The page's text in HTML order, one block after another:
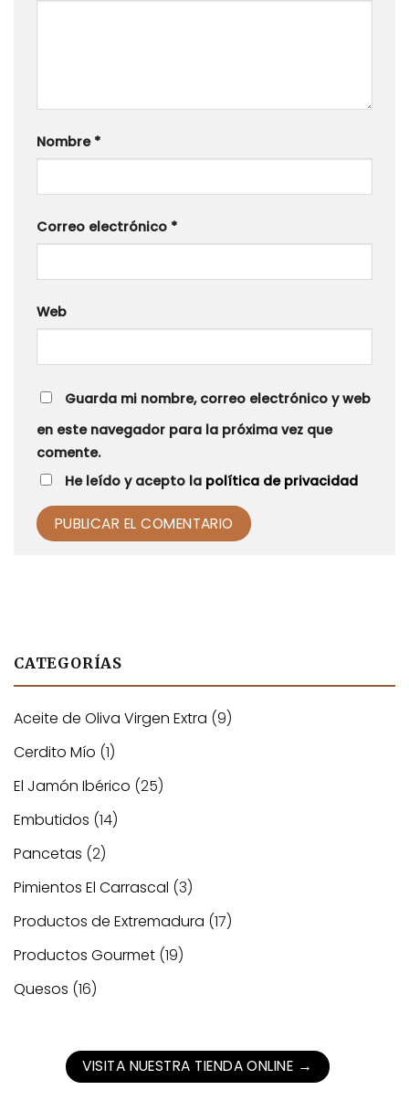
Nombre *
Correo electrónico *
Web
Guarda mi nombre, correo electrónico y web
en este navegador para la próxima vez que
comente.
He leído y acepto la política de privacidad
CATEGORÍAS
Aceite de Oliva Virgen Extra (9)
Cerdito Mío (1)
El Jamón Ibérico (25)
Embutidos (14)
Pancetas (2)
Pimientos El Carrascal (3)
Productos de Extremadura (17)
Productos Gourmet (19)
Quesos (16)
VISITA NUESTRA TIENDA ONLINE →